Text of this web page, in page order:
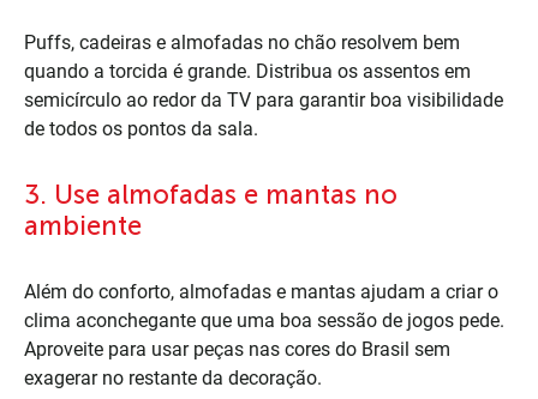
Puffs, cadeiras e almofadas no chão resolvem bem
quando a torcida é grande. Distribua os assentos em
semicírculo ao redor da TV para garantir boa visibilidade
de todos os pontos da sala.
3. Use almofadas e mantas no
ambiente
Além do conforto, almofadas e mantas ajudam a criar o
clima aconchegante que uma boa sessão de jogos pede.
Aproveite para usar peças nas cores do Brasil sem
exagerar no restante da decoração.